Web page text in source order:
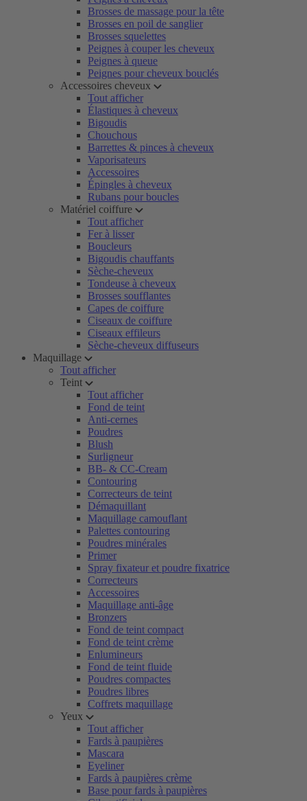
Brosses de massage pour la tête
Brosses en poil de sanglier
Brosses squelettes
Peignes à couper les cheveux
Peignes à queue
Peignes pour cheveux bouclés
Accessoires cheveux
Tout afficher
Élastiques à cheveux
Bigoudis
Chouchous
Barrettes & pinces à cheveux
Vaporisateurs
Accessoires
Épingles à cheveux
Rubans pour boucles
Matériel coiffure
Tout afficher
Fer à lisser
Boucleurs
Bigoudis chauffants
Sèche-cheveux
Tondeuse à cheveux
Brosses soufflantes
Capes de coiffure
Ciseaux de coiffure
Ciseaux effileurs
Sèche-cheveux diffuseurs
Maquillage
Tout afficher
Teint
Tout afficher
Fond de teint
Anti-cernes
Poudres
Blush
Surligneur
BB- & CC-Cream
Contouring
Correcteurs de teint
Démaquillant
Maquillage camouflant
Palettes contouring
Poudres minérales
Primer
Spray fixateur et poudre fixatrice
Correcteurs
Accessoires
Maquillage anti-âge
Bronzers
Fond de teint compact
Fond de teint crème
Enlumineurs
Fond de teint fluide
Poudres compactes
Poudres libres
Coffrets maquillage
Yeux
Tout afficher
Fards à paupières
Mascara
Eyeliner
Fards à paupières crème
Base pour fards à paupières